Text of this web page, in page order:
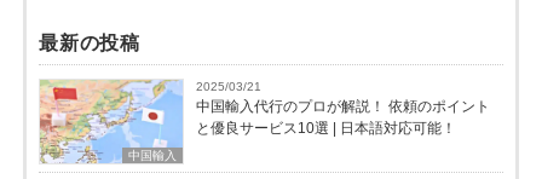
最新の投稿
中国輸入
2025/03/21
中国輸入代行のプロが解説！ 依頼のポイント
と優良サービス10選 | 日本語対応可能！